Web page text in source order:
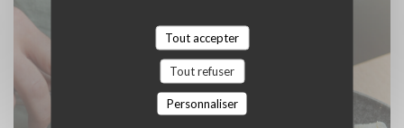
Tout accepter
Tout refuser
Personnaliser